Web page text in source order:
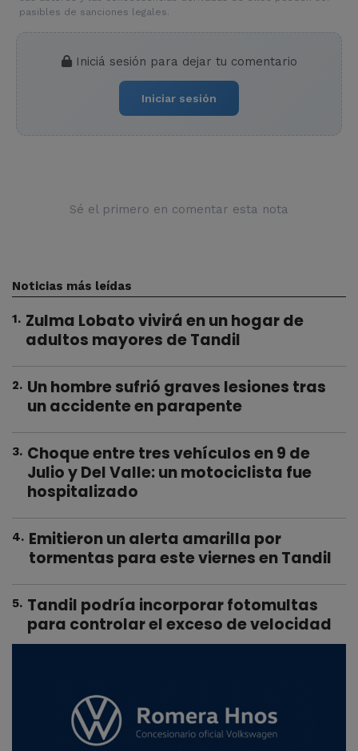
pasibles de sanciones legales.
Iniciá sesión para dejar tu comentario
Iniciar sesión
Sé el primero en comentar esta nota
Noticias más leídas
1. Zulma Lobato vivirá en un hogar de
adultos mayores de Tandil
2. Un hombre sufrió graves lesiones tras
un accidente en parapente
3. Choque entre tres vehículos en 9 de
Julio y Del Valle: un motociclista fue
hospitalizado
4. Emitieron un alerta amarilla por
tormentas para este viernes en Tandil
5. Tandil podría incorporar fotomultas
para controlar el exceso de velocidad